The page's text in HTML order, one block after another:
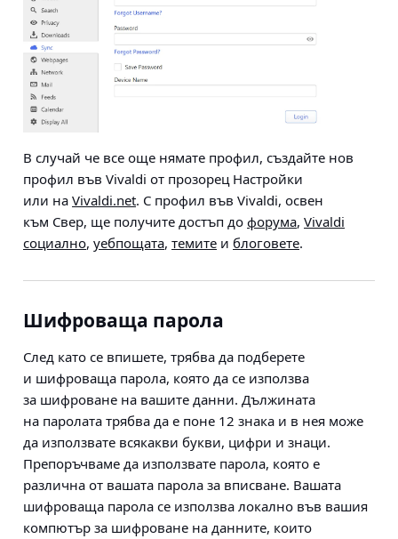
В случай че все още нямате профил, създайте нов
профил във Vivaldi от прозорец Настройки
или на Vivaldi.net. С профил във Vivaldi, освен
към Свер, ще получите достъп до форума, Vivaldi
социално, уебпощата, темите и блоговете.
Шифроваща парола
След като се впишете, трябва да подберете
и шифроваща парола, която да се използва
за шифроване на вашите данни. Дължината
на паролата трябва да е поне 12 знака и в нея може
да използвате всякакви букви, цифри и знаци.
Препоръчваме да използвате парола, която е
различна от вашата парола за вписване. Вашата
шифроваща парола се използва локално във вашия
компютър за шифроване на данните, които